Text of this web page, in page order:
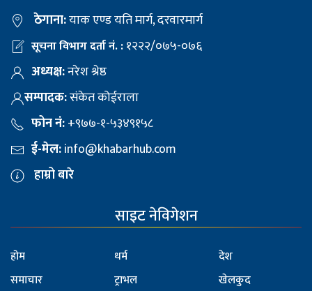
ठेगाना:याक एण्ड यति मार्ग, दरवारमार्ग
सूचना विभाग दर्ता नं. :१२२२/०७५-०७६
अध्यक्ष:नरेश श्रेष्ठ
सम्पादक:संकेत कोईराला
फोन नं:+९७७-१-५३४९१५८
ई-मेल:info@khabarhub.com
हाम्रो बारे
साइट नेविगेशन
होम
समाचार
धर्म
ट्राभल
देश
खेलकुद